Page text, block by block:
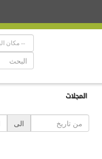
المجلات
الى